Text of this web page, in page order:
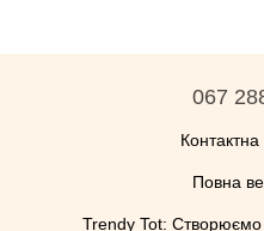
067
Повна
Trendy Tot: Створюємо